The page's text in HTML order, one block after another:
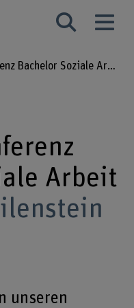
Abschlusskonferenz Bachelor Soziale Arbeit
Arbeit
unseren